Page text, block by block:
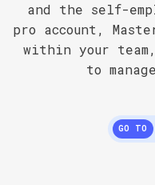
and the self-
pro account,
within your
to
GO TO